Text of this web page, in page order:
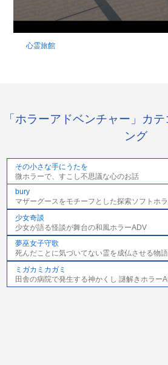
心霊旅館
「ホラーアドベンチャー」カ
ング
その小さな手にうたを
微ホラーで、すこし不思議な心のお話
bury
マザーグースをモチーフとした探索ソフトホ
少女奇談
少女が語る怪談が舞台の和風ホラーADV
夢巫女子守歌
死んだことに気づいてない霊を成仏させる物語
ミガカミカガミ
田舎の病院で発生する神かくし 謎解きホラー